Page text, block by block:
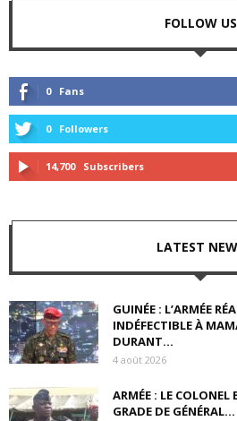
FOLLOW US
0 Fans
0 Followers
14,700 Subscribers
LATEST
GUINÉE : L’ARMÉE
INDÉFECTIBLE À
DURANT...
4 août 2026
ARMÉE : LE COLONEL
GRADE DE GÉNÉRAL...